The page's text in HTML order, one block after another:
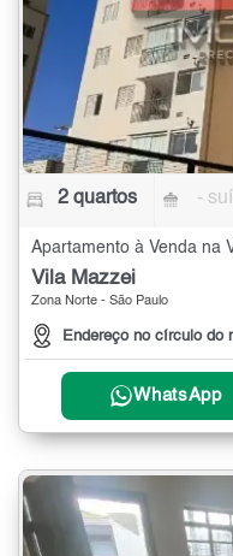
2 quartos -
Apartamento à Venda na
Vila Mazzei
Zona Norte - São Paulo
Endereço no círculo do
WhatsApp